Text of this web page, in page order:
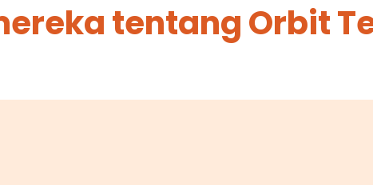
tentang Orbit